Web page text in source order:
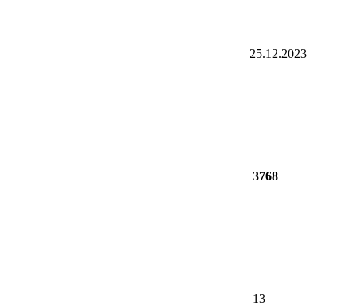
25.12.2023
3768
13